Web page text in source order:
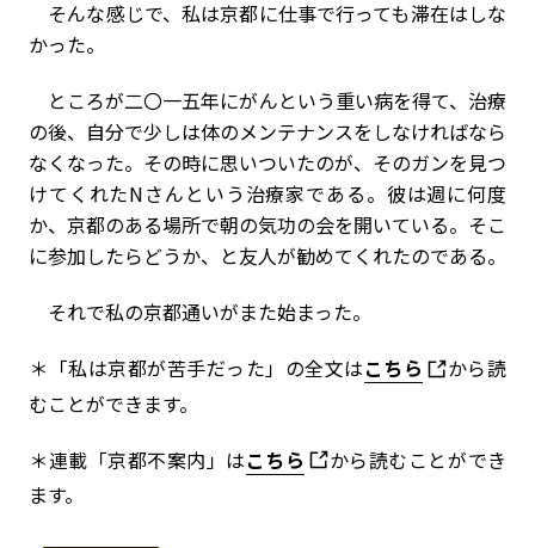
そんな感じで、私は京都に仕事で行っても滞在はしな
かった。
ところが二〇一五年にがんという重い病を得て、治療
の後、自分で少しは体のメンテナンスをしなければなら
なくなった。その時に思いついたのが、そのガンを見つ
けてくれたNさんという治療家である。彼は週に何度
か、京都のある場所で朝の気功の会を開いている。そこ
に参加したらどうか、と友人が勧めてくれたのである。
それで私の京都通いがまた始まった。
＊「私は京都が苦手だった」の全文はこちら
から読
むことができます。
＊連載「京都不案内」はこちら
から読むことができ
ます。